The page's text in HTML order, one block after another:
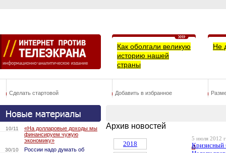
Как оболгали великую
историю нашей
страны
Не
Сделать стартовой Добавить в избранное
10/11
«На долларовые доходы мы
финансируем чужую
экономику»
30/10
России надо думать об
Архив новостей
2018
5 июля 2012
Кризисный